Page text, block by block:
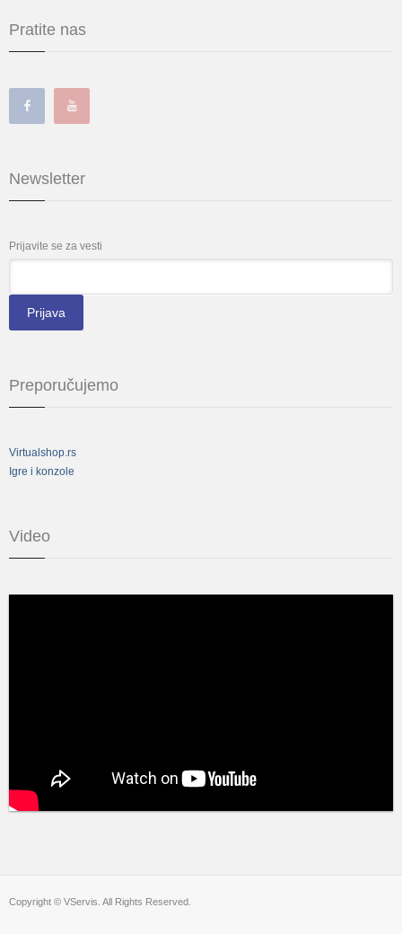
Pratite nas
Newsletter
Prijavite se za vesti
Preporučujemo
Virtualshop.rs
Igre i konzole
Video
Copyright © VServis. All Rights Reserved.